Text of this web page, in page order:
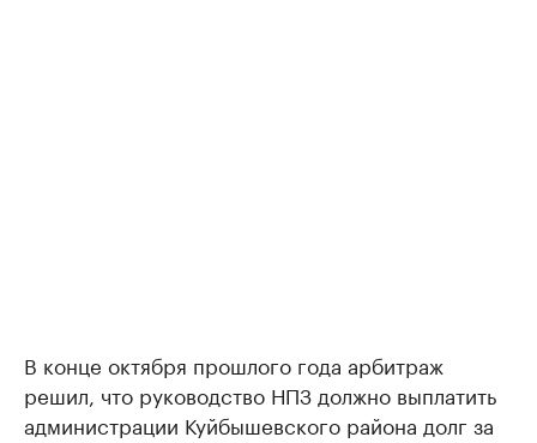
В конце октября прошлого года арбитраж
решил, что руководство НПЗ должно выплатить
администрации Куйбышевского района долг за